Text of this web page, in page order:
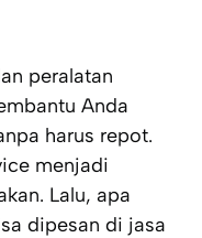
peralatan
Anda
harus repot.
menjadi
Lalu, apa
dipesan di jasa